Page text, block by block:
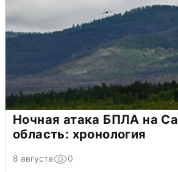
Ночная атака БПЛА на
область: хронология
8 августа 0